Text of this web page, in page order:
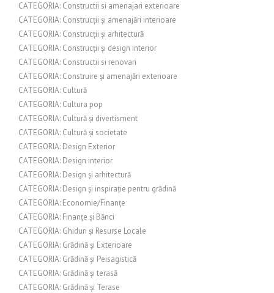
CATEGORIA: Constructii si amenajari exterioare
CATEGORIA: Construcții și amenajări interioare
CATEGORIA: Construcții și arhitectură
CATEGORIA: Construcții și design interior
CATEGORIA: Constructii si renovari
CATEGORIA: Construire și amenajări exterioare
CATEGORIA: Cultură
CATEGORIA: Cultura pop
CATEGORIA: Cultură și divertisment
CATEGORIA: Cultură și societate
CATEGORIA: Design Exterior
CATEGORIA: Design interior
CATEGORIA: Design și arhitectură
CATEGORIA: Design și inspirație pentru grădină
CATEGORIA: Economie/Finanțe
CATEGORIA: Finanțe și Bănci
CATEGORIA: Ghiduri și Resurse Locale
CATEGORIA: Grădină și Exterioare
CATEGORIA: Grădină și Peisagistică
CATEGORIA: Grădină și terasă
CATEGORIA: Grădină și Terase